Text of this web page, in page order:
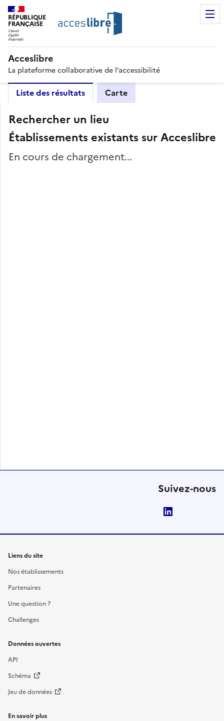
RÉPUBLIQUE
FRANÇAISE
Acceslibre
La plateforme collaborative de l’accessibilité
Liste des résultats Carte
Rechercher un lieu
Établissements existants sur Acceslibre
En cours de chargement...
Suivez-nous
Liens du site
Nos établissements
Partenaires
Une question ?
Challenges
Données ouvertes
API
Schéma
Jeu de données
En savoir plus